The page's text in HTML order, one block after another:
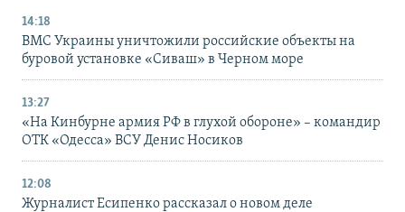
14:18
ВМС Украины уничтожили российские объекты на
буровой установке «Сиваш» в Черном море
13:27
«На Кинбурне армия РФ в глухой обороне» – командир
ОТК «Одесса» ВСУ Денис Носиков
12:08
Журналист Есипенко рассказал о новом деле